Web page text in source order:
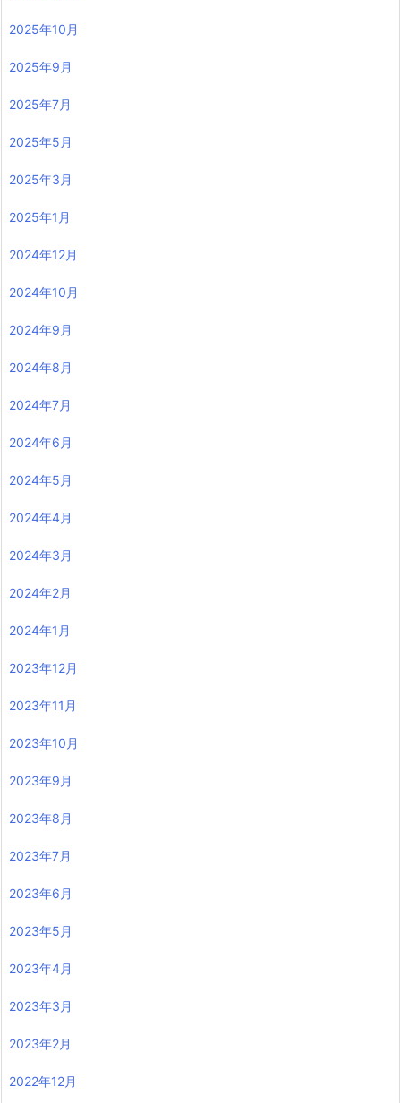
2025年10月
2025年9月
2025年7月
2025年5月
2025年3月
2025年1月
2024年12月
2024年10月
2024年9月
2024年8月
2024年7月
2024年6月
2024年5月
2024年4月
2024年3月
2024年2月
2024年1月
2023年12月
2023年11月
2023年10月
2023年9月
2023年8月
2023年7月
2023年6月
2023年5月
2023年4月
2023年3月
2023年2月
2022年12月